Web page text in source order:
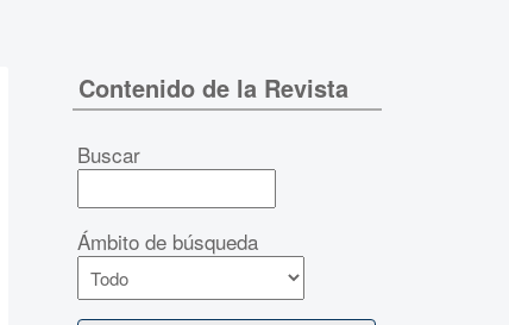
Contenido de la Revista
Buscar
Ámbito de búsqueda